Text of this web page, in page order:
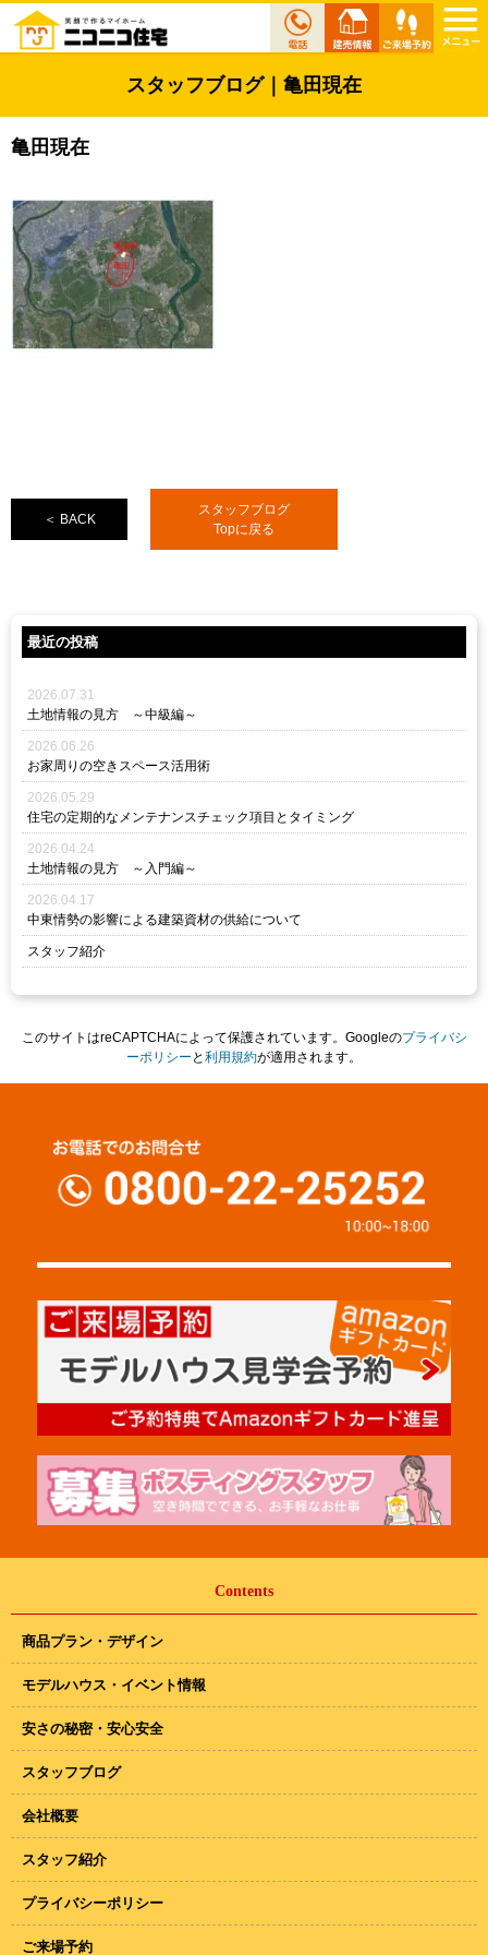
スタッフブログ｜亀田現在
亀田現在
＜ BACK
スタッフブログ
Topに戻る
最近の投稿
2026.07.31
土地情報の見方 ～中級編～
2026.06.26
お家周りの空きスペース活用術
2026.05.29
住宅の定期的なメンテナンスチェック項目とタイミング
2026.04.24
土地情報の見方 ～入門編～
2026.04.17
中東情勢の影響による建築資材の供給について
スタッフ紹介
このサイトはreCAPTCHAによって保護されています。Googleのプライバシ
ーポリシー と利用規約が適用されます。
Contents
商品プラン・デザイン
モデルハウス・イベント情報
安さの秘密・安心安全
スタッフブログ
会社概要
スタッフ紹介
プライバシーポリシー
ご来場予約